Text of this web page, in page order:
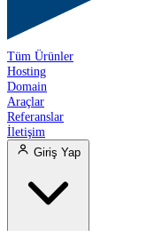
Tüm Ürünler
Hosting
Domain
Araçlar
Referanslar
İletişim
Giriş Yap